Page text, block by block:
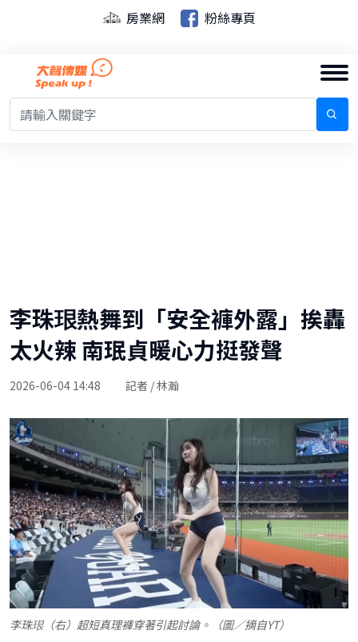
房業網 粉絲專頁
李珠珢熱舞到「安全褲外露」挨轟
太火辣 南珉貞暖心力挺發聲
2026-06-04 14:48 記者 / 林瀚
李珠珢（右）超短真理褲穿著引起討論。（圖／摘自YT）